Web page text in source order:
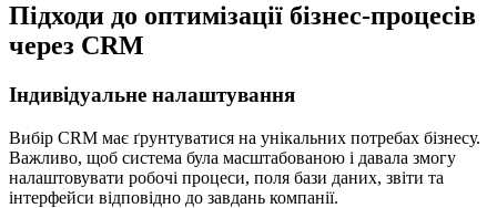
Підходи до оптимізації бізнес-процесів
через CRM
Індивідуальне налаштування
Вибір CRM має ґрунтуватися на унікальних потребах бізнесу.
Важливо, щоб система була масштабованою і давала змогу
налаштовувати робочі процеси, поля бази даних, звіти та
інтерфейси відповідно до завдань компанії.